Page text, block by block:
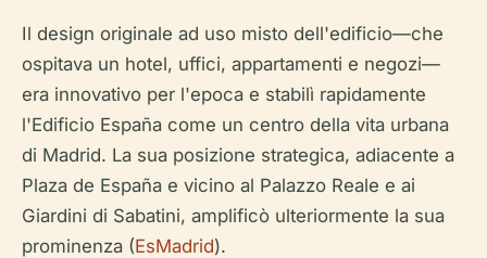
Il design originale ad uso misto dell'edificio—che
ospitava un hotel, uffici, appartamenti e negozi—
era innovativo per l'epoca e stabilì rapidamente
l'Edificio España come un centro della vita urbana
di Madrid. La sua posizione strategica, adiacente a
Plaza de España e vicino al Palazzo Reale e ai
Giardini di Sabatini, amplificò ulteriormente la sua
prominenza (EsMadrid).